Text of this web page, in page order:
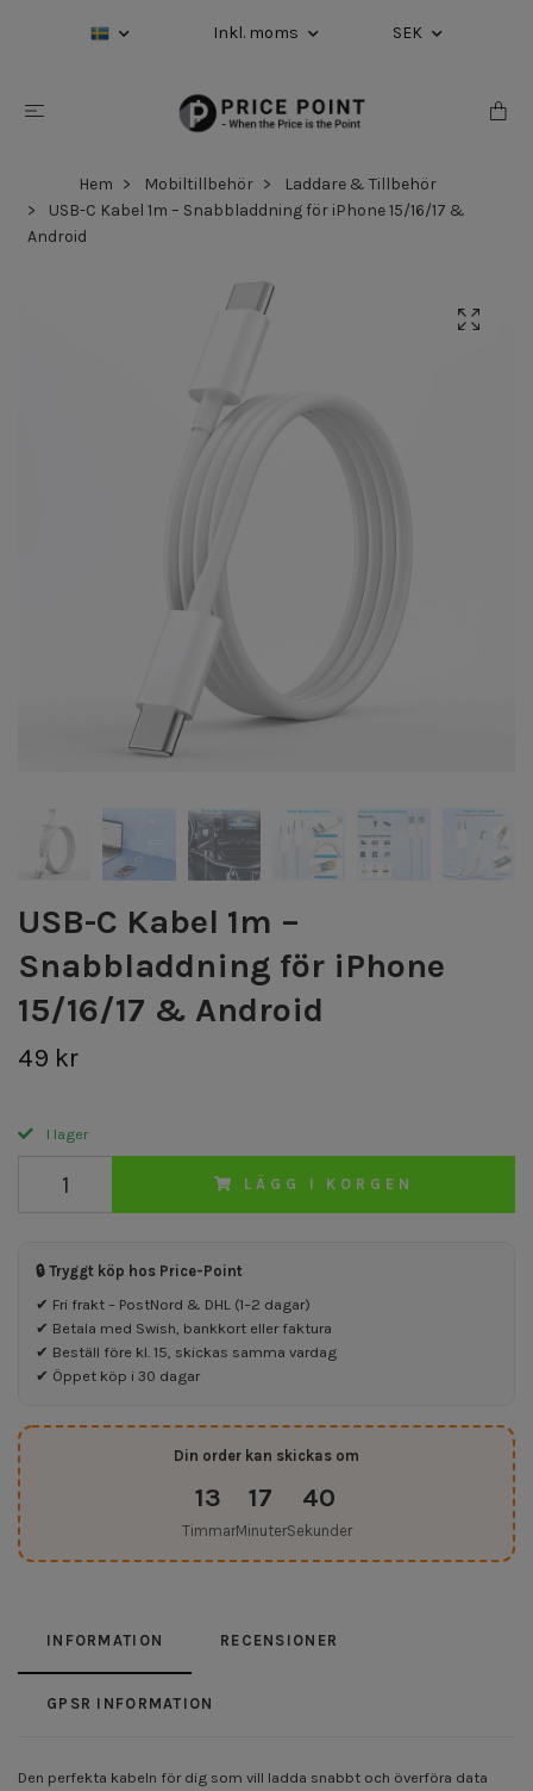
Inkl. moms SEK
Hem Mobiltillbehör
Laddare & Tillbehör
USB-C Kabel 1m – Snabbladdning för iPhone 15/16/17 &
Android
USB-C Kabel 1m –
Snabbladdning för iPhone
15/16/17 & Android
49 kr
I lager
LÄGG I KORGEN
🔒 Tryggt köp hos Price-Point
✔ Fri frakt – PostNord & DHL (1–2 dagar)
✔ Betala med Swish, bankkort eller faktura
✔ Beställ före kl. 15, skickas samma vardag
✔ Öppet köp i 30 dagar
Din order kan skickas om
13
Timmar
17
Minuter
40
Sekunder
INFORMATION RECENSIONER
GPSR INFORMATION
Den perfekta kabeln för dig som vill ladda snabbt och överföra data